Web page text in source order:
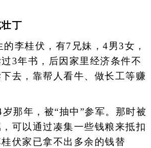
丁
桂伏，有7兄妹，4男3女，
3年书，后因家里经济条件不
去，靠帮人看牛、做长工等赚
年，被“抽中”参军。那时被
可以通过凑集一些钱粮来抵扣
伏家已拿不出多余的钱替